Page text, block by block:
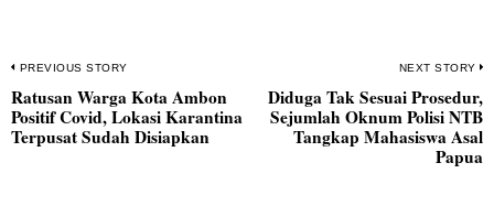
Navigasi
pos
PREVIOUS STORY
Previous
post:
Ratusan Warga Kota Ambon
Positif Covid, Lokasi Karantina
Terpusat Sudah Disiapkan
NEXT STORY
Diduga Tak Sesuai Prosedur,
Sejumlah Oknum Polisi NTB
Tangkap Mahasiswa Asal
Papua